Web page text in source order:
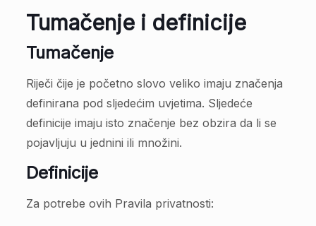
Tumačenje i definicije
Tumačenje
Riječi čije je početno slovo veliko imaju značenja
definirana pod sljedećim uvjetima. Sljedeće
definicije imaju isto značenje bez obzira da li se
pojavljuju u jednini ili množini.
Definicije
Za potrebe ovih Pravila privatnosti: